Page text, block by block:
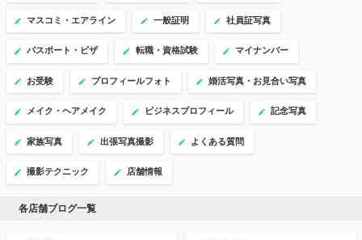
マスコミ・エアライン 一般証明 社員証写真
パスポート・ビザ 転職・資格試験 マイナンバー
お受験 プロフィールフォト 婚活写真・お見合い写真
メイク・ヘアメイク ビジネスプロフィール 記念写真
家族写真 出張写真撮影 よくある質問
撮影テクニック 店舗情報
各店舗ブログ一覧